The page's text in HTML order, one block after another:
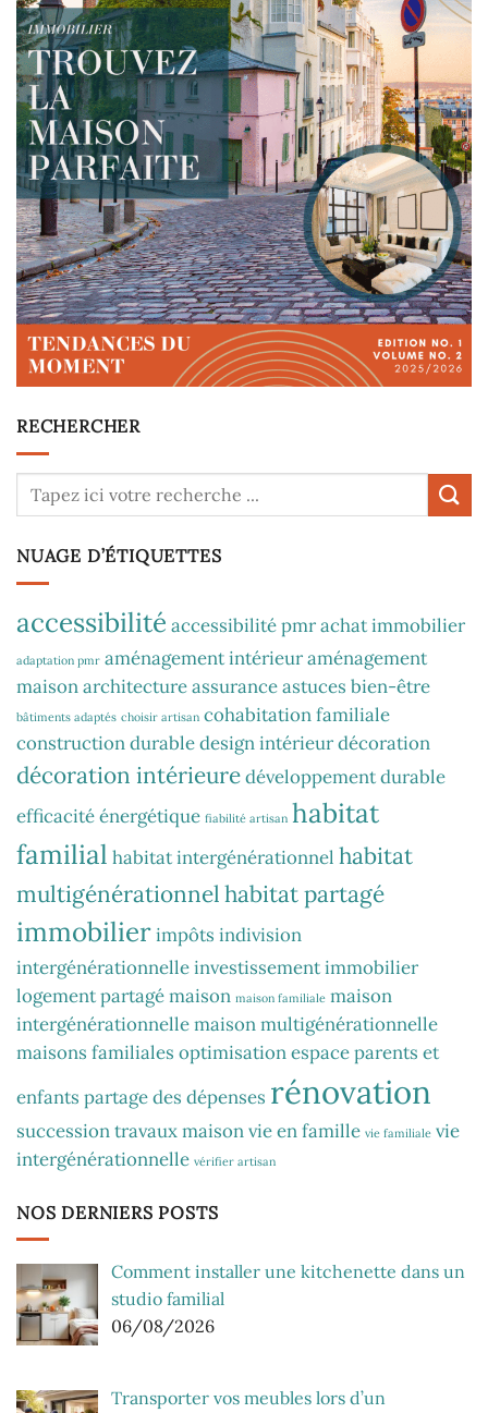
RECHERCHER
NUAGE D’ÉTIQUETTES
accessibilité accessibilité pmrachat immobilier
adaptation pmr aménagement intérieuraménagement
maisonarchitectureassuranceastuces bien-être
bâtiments adaptés choisir artisan cohabitation familiale
construction durabledesign intérieurdécoration
décoration intérieuredéveloppement durable
efficacité énergétique fiabilité artisan habitat
familial habitat intergénérationnel habitat
multigénérationnelhabitat partagé
immobilierimpôts indivision
intergénérationnelleinvestissement immobilier
logement partagémaison maison familiale maison
intergénérationnellemaison multigénérationnelle
maisons familiales optimisation espaceparents et
enfants partage des dépenses rénovation
successiontravaux maisonvie en famille vie familiale vie
intergénérationnelle vérifier artisan
NOS DERNIERS POSTS
Comment installer une kitchenette dans un
studio familial
06/08/2026
Transporter vos meubles lors d’un